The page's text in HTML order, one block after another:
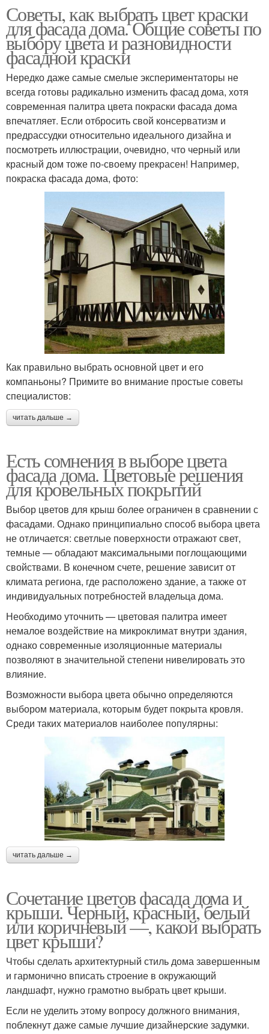
Советы, как выбрать цвет краски
для фасада дома. Общие советы по
выбору цвета и разновидности
фасадной краски
Нередко даже самые смелые экспериментаторы не
всегда готовы радикально изменить фасад дома, хотя
современная палитра цвета покраски фасада дома
впечатляет. Если отбросить свой консерватизм и
предрассудки относительно идеального дизайна и
посмотреть иллюстрации, очевидно, что черный или
красный дом тоже по-своему прекрасен! Например,
покраска фасада дома, фото:
Как правильно выбрать основной цвет и его
компаньоны? Примите во внимание простые советы
специалистов:
читать дальше →
Есть сомнения в выборе цвета
фасада дома. Цветовые решения
для кровельных покрытий
Выбор цветов для крыш более ограничен в сравнении с
фасадами. Однако принципиально способ выбора цвета
не отличается: светлые поверхности отражают свет,
темные — обладают максимальными поглощающими
свойствами. В конечном счете, решение зависит от
климата региона, где расположено здание, а также от
индивидуальных потребностей владельца дома.
Необходимо уточнить — цветовая палитра имеет
немалое воздействие на микроклимат внутри здания,
однако современные изоляционные материалы
позволяют в значительной степени нивелировать это
влияние.
Возможности выбора цвета обычно определяются
выбором материала, которым будет покрыта кровля.
Среди таких материалов наиболее популярны:
читать дальше →
Сочетание цветов фасада дома и
крыши. Черный, красный, белый
или коричневый —, какой выбрать
цвет крыши?
Чтобы сделать архитектурный стиль дома завершенным
и гармонично вписать строение в окружающий
ландшафт, нужно грамотно выбрать цвет крыши.
Если не уделить этому вопросу должного внимания,
поблекнут даже самые лучшие дизайнерские задумки.